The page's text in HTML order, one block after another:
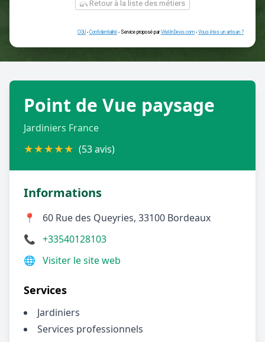
ou
Retour à la liste des métiers
- Confidentialité
Point de Vue paysage
Jardiniers France
★★★★★ (53 avis)
Informations
📍
60 Rue des Queyries, 33100 Bordeaux
📞 +33540128103
🌐 Visiter le site web
Services
Jardiniers
Services professionnels